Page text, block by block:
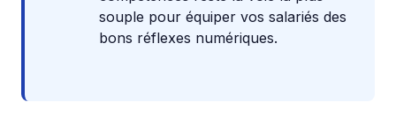
souple pour équiper vos salariés des
bons réflexes numériques.